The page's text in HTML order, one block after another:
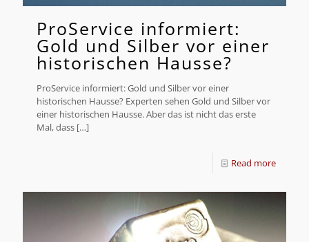
ProService informiert:
Gold und Silber vor einer
historischen Hausse?
ProService informiert: Gold und Silber vor einer
historischen Hausse? Experten sehen Gold und Silber vor
einer historischen Hausse. Aber das ist nicht das erste
Mal, dass […]
Read more